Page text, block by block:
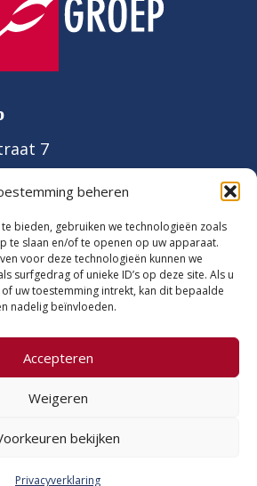
beheren
bieden, gebruiken we technologieën zoals
te slaan en/of te openen op uw apparaat.
voor deze technologieën kunnen we
surfgedrag of unieke ID’s op deze site. Als u
uw toestemming intrekt, kan dit bepaalde
nadelig beïnvloeden.
Accepteren
Weigeren
bekijken
Privacyverklaring
7